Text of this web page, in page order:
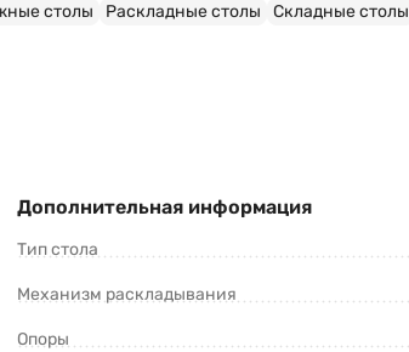
столы Раскладные столы Складные столы
Дополнительная информация
Тип стола
Механизм раскладывания
Опоры